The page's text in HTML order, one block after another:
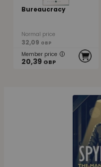
Bureaucracy
Normal price
32,09 GBP
Member price
20,39 GBP